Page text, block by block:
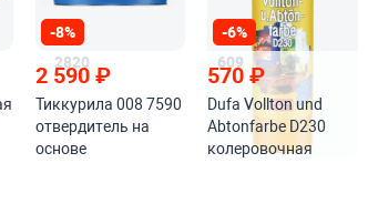
-8%
2820
2 590 ₽
Тиккурила 008 7590
отвердитель на
основе
-6%
609
570₽
Dufa Vollton und
Abtonfarbe D230
колеровочная